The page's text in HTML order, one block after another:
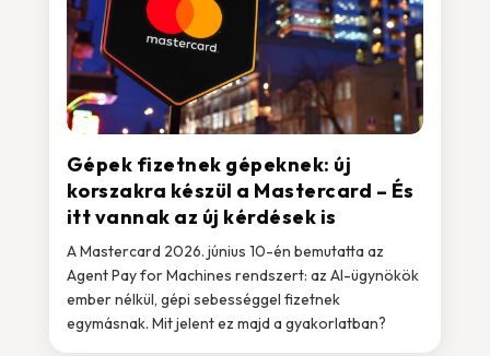
Gépek fizetnek gépeknek: új
korszakra készül a Mastercard – És
itt vannak az új kérdések is
A Mastercard 2026. június 10-én bemutatta az
Agent Pay for Machines rendszert: az AI-ügynökök
ember nélkül, gépi sebességgel fizetnek
egymásnak. Mit jelent ez majd a gyakorlatban?